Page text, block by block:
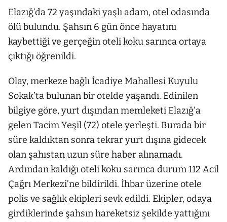
Elazığ’da 72 yaşındaki yaşlı adam, otel odasında
ölü bulundu. Şahsın 6 gün önce hayatını
kaybettiği ve gerçeğin oteli koku sarınca ortaya
çıktığı öğrenildi.
Olay, merkeze bağlı İcadiye Mahallesi Kuyulu
Sokak’ta bulunan bir otelde yaşandı. Edinilen
bilgiye göre, yurt dışından memleketi Elazığ’a
gelen Tacim Yeşil (72) otele yerleşti. Burada bir
süre kaldıktan sonra tekrar yurt dışına gidecek
olan şahıstan uzun süre haber alınamadı.
Ardından kaldığı oteli koku sarınca durum 112 Acil
Çağrı Merkezi’ne bildirildi. İhbar üzerine otele
polis ve sağlık ekipleri sevk edildi. Ekipler, odaya
girdiklerinde şahsın hareketsiz şekilde yattığını